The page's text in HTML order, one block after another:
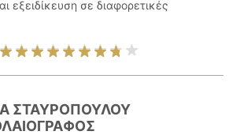
εξειδίκευση σε διαφορετικές
ΣΤΑΥΡΟΠΟΥΛΟΥ